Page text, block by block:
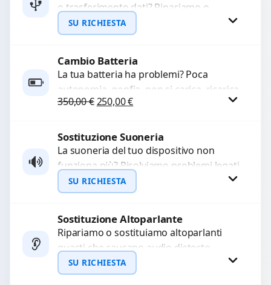
WhatsApp
o trasferimento dati? Ripariamo o
sostituiamo connettori di ricarica guasti,
rotti, allentati, danneggiati,...
SU RICHIESTA
Richiedi Preventivo
Cambio Batteria
La tua batteria ha problemi? Poca
autonomia, gonfia, non si carica, ricarica
lenta o cicli di ricarica esauriti?
350,00€ Il prezzo originale era: 350,00 €.
250,00€Il prezzo attuale è: 250,00 €.
Procedi
Sostituzione Suoneria
La suoneria del tuo dispositivo non
funziona più? Risolviamo problemi legati
a moduli audio difettosi con interventi
precisi e componenti...
SU RICHIESTA
Richiedi Preventivo
WhatsApp
Sostituzione Altoparlante
Ripariamo o sostituiamo altoparlanti
guasti che causano audio distorto,
basso o assente. Utilizziamo ricambi di
alta qualità garantiti per 3...
SU RICHIESTA